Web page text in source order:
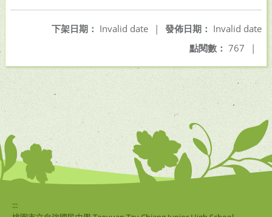
發佈日期： Invalid date
下架日期： Invalid date
|
點閱數： 767 |
:::